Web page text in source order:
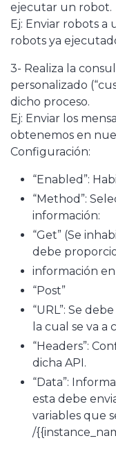
ejecutar un robot.
Ej: Enviar robots a
robots ya
3- Realiza la
personalizado
dicho proceso.
Ej: Enviar los
obtenemos en
Configuración:
“Enabled”:
“Method”:
información:
“Get” (Se
debe
información en
“Post”
“URL”: Se
la cual se va a
“Headers”:
dicha API.
“Data”:
esta debe
variables que
/